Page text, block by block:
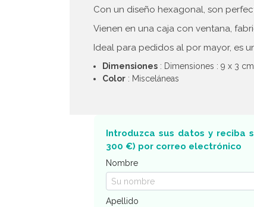
Con un diseño hexagonal, son
Vienen en una caja con ventana,
Ideal para pedidos al por mayor, es
Dimensiones : Dimensiones : 9 x 3 cm
Color : Misceláneas
Introduzca sus datos y reciba
300 €) por correo electrónico
Nombre
Apellido